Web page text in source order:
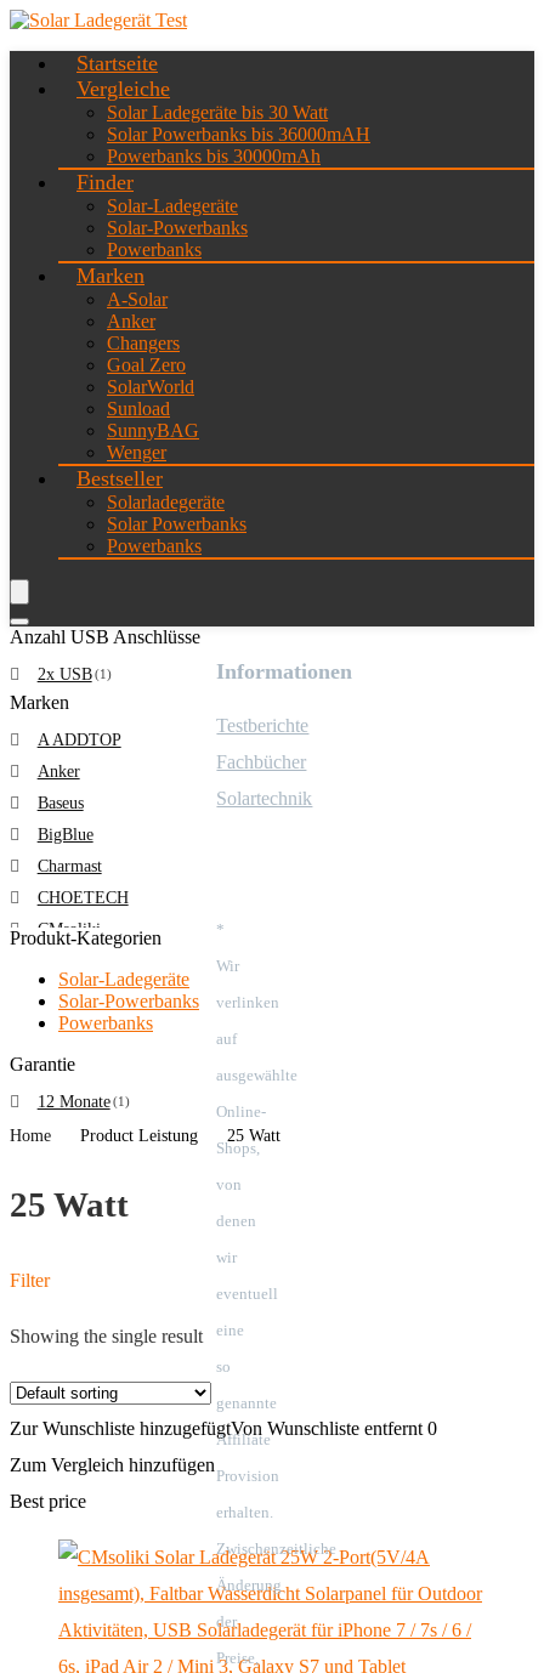
Startseite
Vergleiche
Solar Ladegeräte bis 30 Watt
Solar Powerbanks bis 36000mAH
Powerbanks bis 30000mAh
Finder
Solar-Ladegeräte
Solar-Powerbanks
Powerbanks
Marken
A-Solar
Anker
Changers
Goal Zero
SolarWorld
Sunload
SunnyBAG
Wenger
Bestseller
Solarladegeräte
Solar Powerbanks
Powerbanks
Anzahl USB Anschlüsse
2x USB(1)
Marken
A ADDTOP
Anker
Baseus
BigBlue
Charmast
CHOETECH
CMsoliki
ELECAENTA
Elzle
FlexSolar
JIGA
OIMYE
Suparee
X-DRAGON
Produkt-Kategorien
Solar-Ladegeräte
Solar-Powerbanks
Powerbanks
Garantie
12 Monate(1)
Home Product Leistung 25 Watt
25 Watt
Filter
Showing the single result
Zur Wunschliste hinzugefügtVon Wunschliste entfernt 0
Zum Vergleich hinzufügen
Best price
Informationen
Testberichte
Fachbücher
Solartechnik
*
Wir
verlinken
auf
ausgewählte
Online-
Shops,
von
denen
wir
eventuell
eine
so
genannte
Affiliate
Provision
erhalten.
Zwischenzeitliche
Änderung
der
Preise,